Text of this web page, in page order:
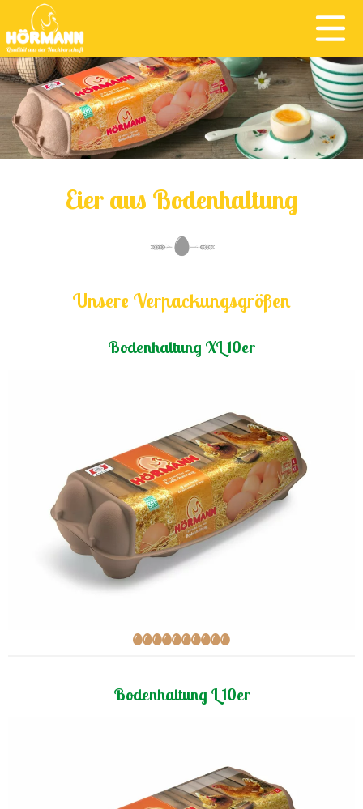
Eier aus Bodenhaltung
Unsere Verpackungsgrößen
Bodenhaltung XL 10er
Bodenhaltung L 10er